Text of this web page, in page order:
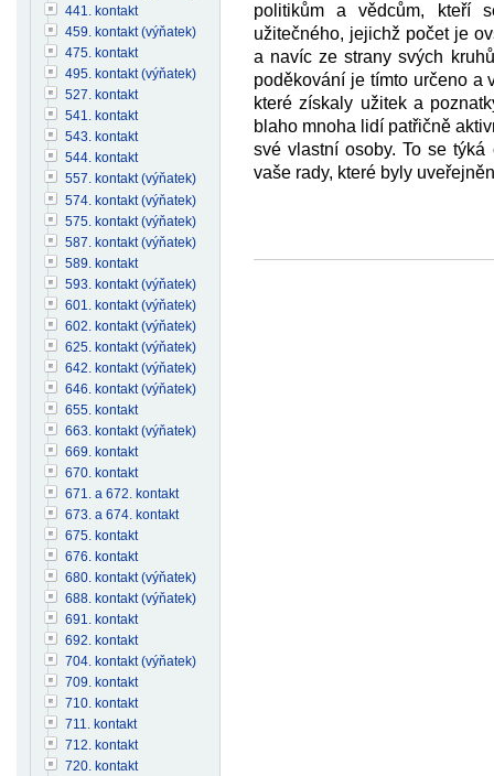
politikům a vědcům, kteří
užitečného, jejichž počet je
a navíc ze strany svých
poděkování je tímto určeno a
které získaly užitek a
blaho mnoha lidí patřičně
své vlastní osoby. To se
vaše rady, které byly
441. kontakt
459. kontakt (výňatek)
475. kontakt
495. kontakt (výňatek)
527. kontakt
541. kontakt
543. kontakt
544. kontakt
557. kontakt (výňatek)
574. kontakt (výňatek)
575. kontakt (výňatek)
587. kontakt (výňatek)
589. kontakt
593. kontakt (výňatek)
601. kontakt (výňatek)
602. kontakt (výňatek)
625. kontakt (výňatek)
642. kontakt (výňatek)
646. kontakt (výňatek)
655. kontakt
663. kontakt (výňatek)
669. kontakt
670. kontakt
671. a 672. kontakt
673. a 674. kontakt
675. kontakt
676. kontakt
680. kontakt (výňatek)
688. kontakt (výňatek)
691. kontakt
692. kontakt
704. kontakt (výňatek)
709. kontakt
710. kontakt
711. kontakt
712. kontakt
720. kontakt